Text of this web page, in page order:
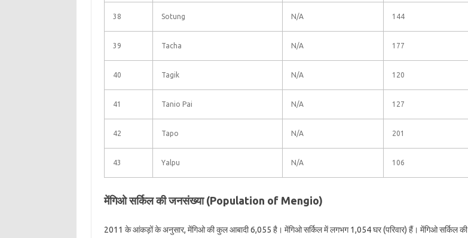
38 Sotung N/A 144
39 Tacha N/A 177
40 Tagik N/A 120
41 Tanio Pai N/A 127
42 Tapo N/A 201
43 Yalpu N/A 106
मेंगिओ सर्किल की जनसंख्या (Population of Mengio)
2011 के आंकड़ों के अनुसार, मेंगिओ की कुल आबादी 6,055 है। मेंगिओ सर्किल में लगभग 1,054 घर (परिवार) हैं। मेंगिओ सर्किल की